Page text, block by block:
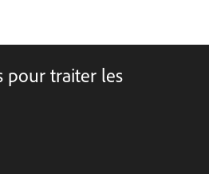
pour traiter les